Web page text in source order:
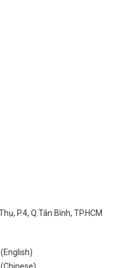
P.4, Q.Tân Bình, TP.HCM